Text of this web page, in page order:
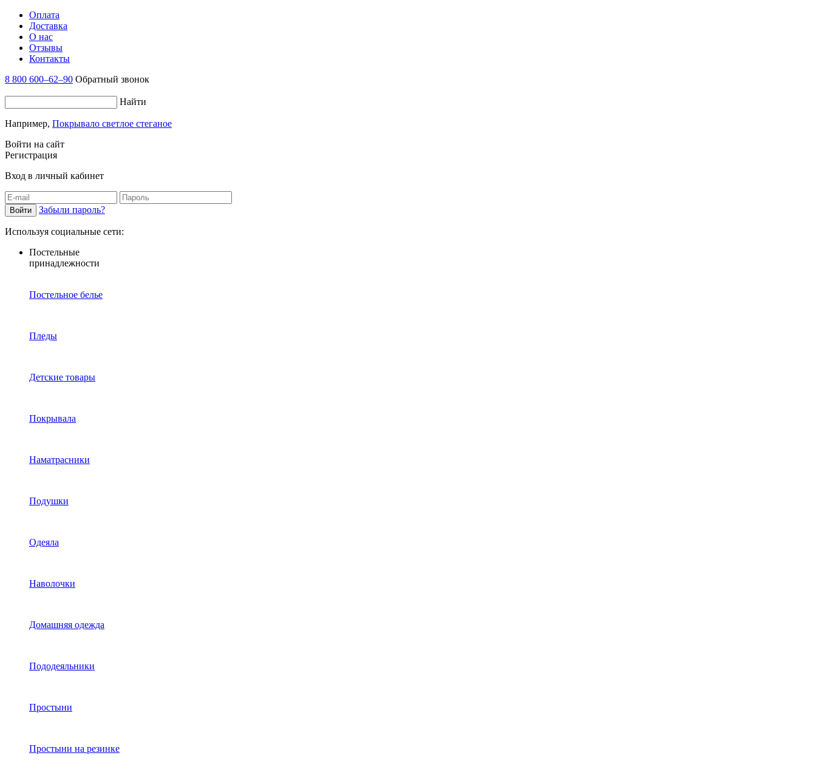
Оплата
Доставка
О нас
Отзывы
Контакты
8 800 600–62–90 Обратный звонок
Найти
Например, Покрывало светлое стеганое
Войти на сайт
Регистрация
Вход в личный кабинет
Забыли пароль?
Используя социальные сети:
Постельные
принадлежности
Постельное белье
Пледы
Детские товары
Покрывала
Наматрасники
Подушки
Одеяла
Наволочки
Домашняя одежда
Пододеяльники
Простыни
Простыни на резинке